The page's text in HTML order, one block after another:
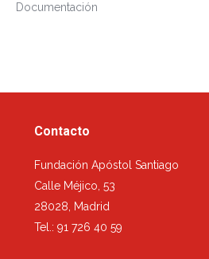
Documentación
Contacto
Fundación Apóstol Santiago
Calle Méjico, 53
28028, Madrid
Tel.: 91 726 40 59